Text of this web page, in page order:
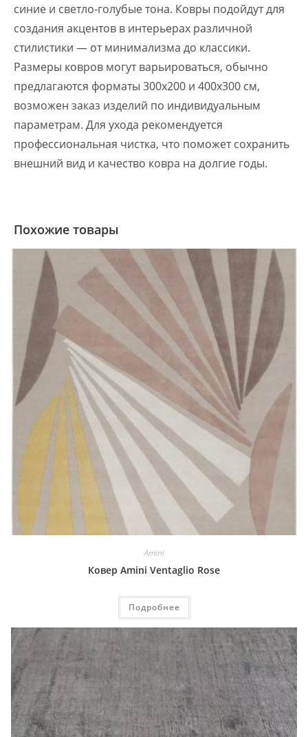
синие и светло-голубые тона. Ковры подойдут для
создания акцентов в интерьерах различной
стилистики — от минимализма до классики.
Размеры ковров могут варьироваться, обычно
предлагаются форматы 300х200 и 400х300 см,
возможен заказ изделий по индивидуальным
параметрам. Для ухода рекомендуется
профессиональная чистка, что поможет сохранить
внешний вид и качество ковра на долгие годы.
Похожие товары
Amini
Ковер Amini Ventaglio Rose
Подробнее